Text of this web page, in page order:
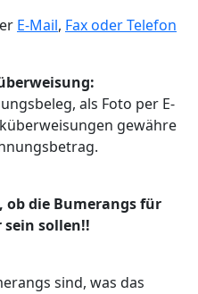
E-Mail, Fax oder Telefon
als Foto per E-
gewähre
die Bumerangs für
sein sollen!!
sind, was das